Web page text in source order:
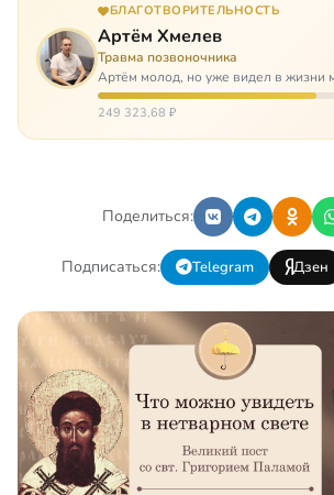
БЛАГОТВОРИТЕЛЬНОСТЬ
Артём Хмелев
Травма позвоночника
Артём молод, но уже видел в жизни
Он сирота, привык заботится о себе
случилось несчастье, и он был
249 323,68 ₽
Поделиться:
Подписаться: Telegram Дзен